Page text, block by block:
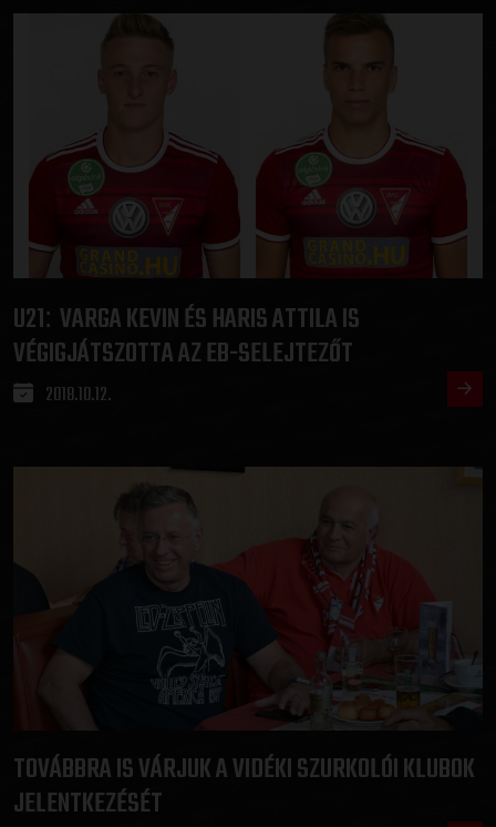
U21: VARGA KEVIN ÉS HARIS ATTILA IS
VÉGIGJÁTSZOTTA AZ EB-SELEJTEZŐT
2018.10.12.
TOVÁBBRA IS VÁRJUK A VIDÉKI SZURKOLÓI KLUBOK
JELENTKEZÉSÉT